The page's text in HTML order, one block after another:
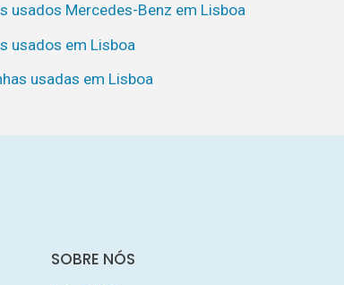
usados Mercedes-Benz em Lisboa
usados em Lisboa
usadas em Lisboa
SOBRE NÓS